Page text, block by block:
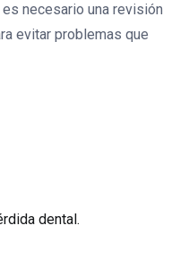
necesario una revisión
evitar problemas que
dental.